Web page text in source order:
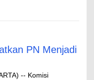
PN Menjadi
-- Komisi